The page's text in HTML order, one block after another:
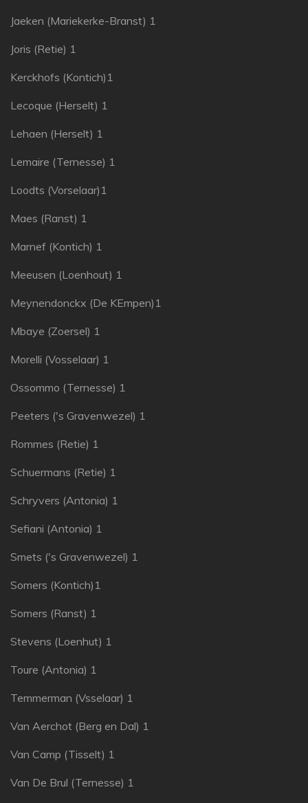
Jaeken (Mariekerke-Branst) 1
Joris (Retie) 1
Kerckhofs (Kontich)1
Lecoque (Herselt) 1
Lehaen (Herselt) 1
Lemaire (Ternesse) 1
Loodts (Vorselaar)1
Maes (Ranst) 1
Marnef (Kontich) 1
Meeusen (Loenhout) 1
Meynendonckx (De KEmpen)1
Mbaye (Zoersel) 1
Morelli (Vosselaar) 1
Ossommo (Ternesse) 1
Peeters ('s Gravenwezel) 1
Rommes (Retie) 1
Schuermans (Retie) 1
Schryvers (Antonia) 1
Sefiani (Antonia) 1
Smets ('s Gravenwezel) 1
Somers (Kontich)1
Somers (Ranst) 1
Stevens (Loenhut) 1
Toure (Antonia) 1
Temmerman (Vsselaar) 1
Van Aerchot (Berg en Dal) 1
Van Camp (Tisselt) 1
Van De Brul (Ternesse) 1